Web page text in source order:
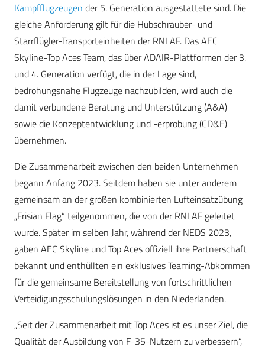
Kampfflugzeugen der 5. Generation ausgestattete sind. Die
gleiche Anforderung gilt für die Hubschrauber- und
Starrflügler-Transporteinheiten der RNLAF. Das AEC
Skyline-Top Aces Team, das über ADAIR-Plattformen der 3.
und 4. Generation verfügt, die in der Lage sind,
bedrohungsnahe Flugzeuge nachzubilden, wird auch die
damit verbundene Beratung und Unterstützung (A&A)
sowie die Konzeptentwicklung und -erprobung (CD&E)
übernehmen.
Die Zusammenarbeit zwischen den beiden Unternehmen
begann Anfang 2023. Seitdem haben sie unter anderem
gemeinsam an der großen kombinierten Lufteinsatzübung
„Frisian Flag“ teilgenommen, die von der RNLAF geleitet
wurde. Später im selben Jahr, während der NEDS 2023,
gaben AEC Skyline und Top Aces offiziell ihre Partnerschaft
bekannt und enthüllten ein exklusives Teaming-Abkommen
für die gemeinsame Bereitstellung von fortschrittlichen
Verteidigungsschulungslösungen in den Niederlanden.
„Seit der Zusammenarbeit mit Top Aces ist es unser Ziel, die
Qualität der Ausbildung von F-35-Nutzern zu verbessern“,